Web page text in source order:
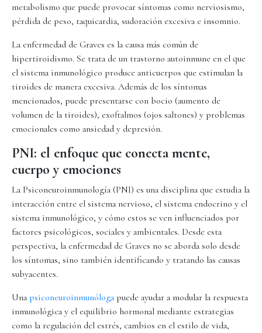
metabolismo que puede provocar síntomas como nerviosismo,
pérdida de peso, taquicardia, sudoración excesiva e insomnio.
La enfermedad de Graves es la causa más común de
hipertiroidismo. Se trata de un trastorno autoinmune en el que
el sistema inmunológico produce anticuerpos que estimulan la
tiroides de manera excesiva. Además de los síntomas
mencionados, puede presentarse con bocio (aumento de
volumen de la tiroides), exoftalmos (ojos saltones) y problemas
emocionales como ansiedad y depresión.
PNI: el enfoque que conecta mente,
cuerpo y emociones
La Psiconeuroinmunología (PNI) es una disciplina que estudia la
interacción entre el sistema nervioso, el sistema endocrino y el
sistema inmunológico, y cómo estos se ven influenciados por
factores psicológicos, sociales y ambientales. Desde esta
perspectiva, la enfermedad de Graves no se aborda solo desde
los síntomas, sino también identificando y tratando las causas
subyacentes.
Una psiconeuroinmunólogapuede ayudar a modular la respuesta
inmunológica y el equilibrio hormonal mediante estrategias
como la regulación del estrés, cambios en el estilo de vida,